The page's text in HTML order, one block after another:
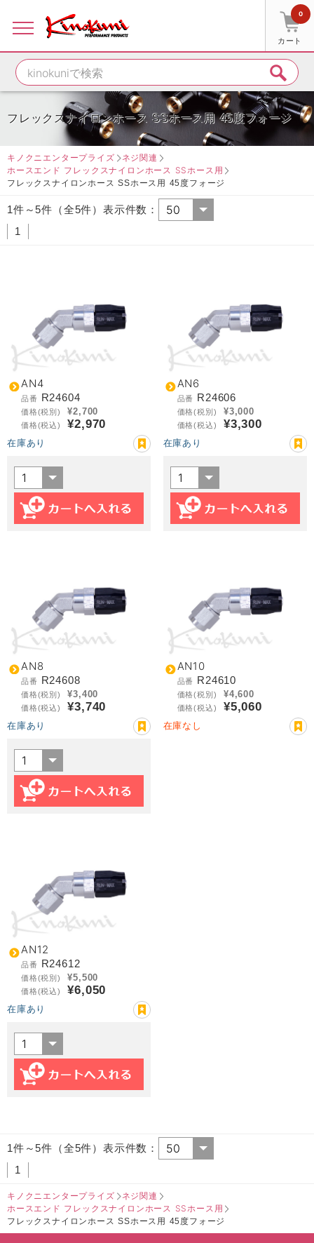
カート
0
フレックスナイロンホース SSホース用 45度フォージ
キノクニエンタープライズ
ネジ関連
ホースエンド フレックスナイロンホース SSホース用
フレックスナイロンホース SSホース用 45度フォージ
1件～5件（全5件）表示件数：
1
AN4
品番 R24604
価格(税別) ¥2,700
価格(税込) ¥2,970
在庫あり
AN6
品番 R24606
価格(税別) ¥3,000
価格(税込) ¥3,300
在庫あり
AN8
品番 R24608
価格(税別) ¥3,400
価格(税込) ¥3,740
在庫あり
AN10
品番 R24610
価格(税別) ¥4,600
価格(税込) ¥5,060
在庫なし
AN12
品番 R24612
価格(税別) ¥5,500
価格(税込) ¥6,050
在庫あり
1件～5件（全5件）表示件数：
1
キノクニエンタープライズ
ネジ関連
ホースエンド フレックスナイロンホース SSホース用
フレックスナイロンホース SSホース用 45度フォージ